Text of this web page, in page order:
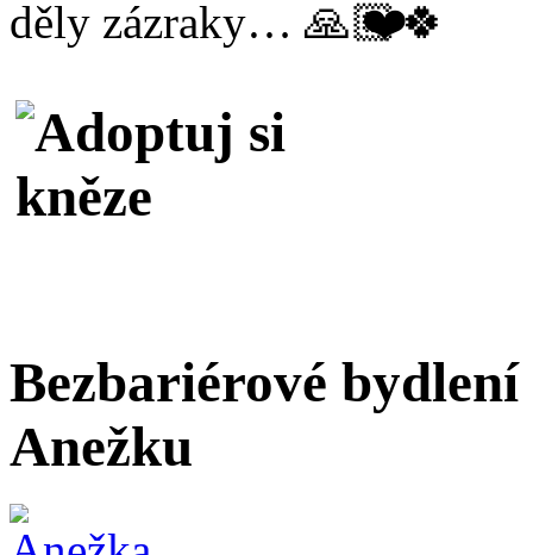
děly zázraky…
Bezbariérové
Anežku